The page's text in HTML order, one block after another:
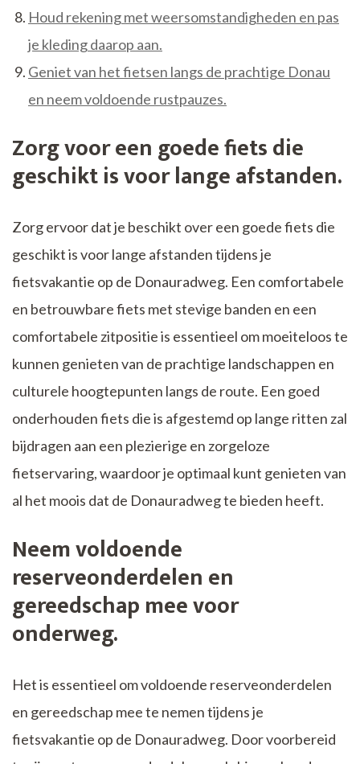
Houd rekening met weersomstandigheden en pas
je kleding daarop aan.
Geniet van het fietsen langs de prachtige Donau
en neem voldoende rustpauzes.
Zorg voor een goede fiets die
geschikt is voor lange afstanden.
Zorg ervoor dat je beschikt over een goede fiets die
geschikt is voor lange afstanden tijdens je
fietsvakantie op de Donauradweg. Een comfortabele
en betrouwbare fiets met stevige banden en een
comfortabele zitpositie is essentieel om moeiteloos te
kunnen genieten van de prachtige landschappen en
culturele hoogtepunten langs de route. Een goed
onderhouden fiets die is afgestemd op lange ritten zal
bijdragen aan een plezierige en zorgeloze
fietservaring, waardoor je optimaal kunt genieten van
al het moois dat de Donauradweg te bieden heeft.
Neem voldoende
reserveonderdelen en
gereedschap mee voor
onderweg.
Het is essentieel om voldoende reserveonderdelen
en gereedschap mee te nemen tijdens je
fietsvakantie op de Donauradweg. Door voorbereid